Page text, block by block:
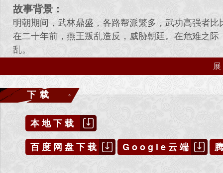
故事背景：
明朝期间，武林鼎盛，各路帮派繁多，武功高强者比
在二十年前，燕王叛乱造反，威胁朝廷。在危难之
乱。
而后，武林盟主忽然退隐江湖，从此不见踪影。盟
两年后，大明新皇帝登基，不久后重用宦官刘公公
刘公公成立东厂，杀害朝野忠臣良民，朝廷乱象四
起。
刘公公任命亲信王极山为镇南大元帅，负责领兵四
数年后，南方有一武林高手，自立教派，名为“天
苦百姓与帮派，都陆续加入天义教。
眼见造反势力越加浩大，王极山思出一计，向天下
下载
本地下载
百度网盘下载
Google云端